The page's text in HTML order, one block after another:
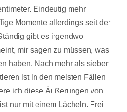
Eindeutig mehr
Momente allerdings seit der
gibt es irgendwo
mir sagen zu müssen, was
haben. Nach mehr als sieben
ist in den meisten Fällen
ich diese Äußerungen von
nur mit einem Lächeln. Frei